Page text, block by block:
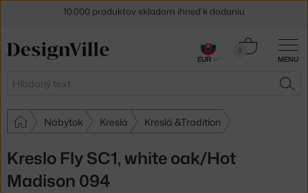
MENU
Hľadať
0
Košík
Nábytok Kreslá Kreslá &Tradition
Kreslo Fly SC1, white oak/Hot
Madison 094
30 dní na vrátenie tovaru
EUR